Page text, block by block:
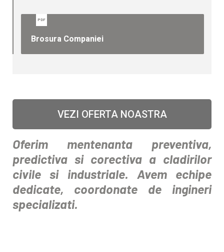
Brosura Companiei
PDF
VEZI OFERTA NOASTRA
Oferim mentenanta preventiva,
predictiva si corectiva a cladirilor
civile si industriale. Avem echipe
dedicate, coordonate de ingineri
specializati.